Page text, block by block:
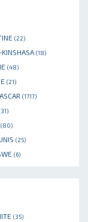
(22)
KINSHASA (18)
(48)
(21)
(1717)
(80)
(25)
(6)
(35)